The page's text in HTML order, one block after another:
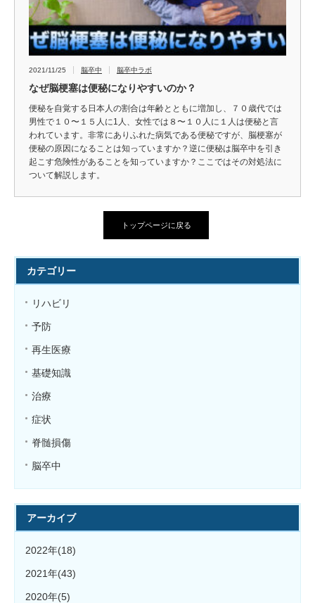
2021/11/25 脳卒中 脳卒中ラボ
なぜ脳梗塞は便秘になりやすいのか？
便秘を自覚する日本人の割合は年齢とともに増加し、７０歳代では
男性で１０〜１５人に1人、女性では８〜１０人に１人は便秘と言
われています。非常にありふれた病気である便秘ですが、脳梗塞が
便秘の原因になることは知っていますか？逆に便秘は脳卒中を引き
起こす危険性があることを知っていますか？ここではその対処法に
ついて解説します。
トップページに戻る
カテゴリー
リハビリ
予防
再生医療
基礎知識
治療
症状
脊髄損傷
脳卒中
アーカイブ
2022年(18)
2021年(43)
2020年(5)